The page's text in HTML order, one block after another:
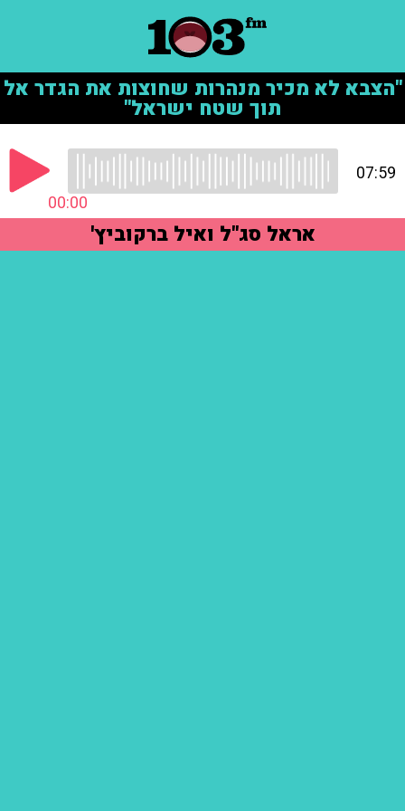
"הצבא לא מכיר מנהרות שחוצות את הגדר אל
תוך שטח ישראל"
00:00
07:59
אראל סג"ל ואיל ברקוביץ'